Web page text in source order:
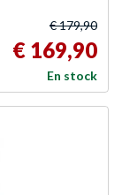
€ 179,90
€ 169,90
En stock